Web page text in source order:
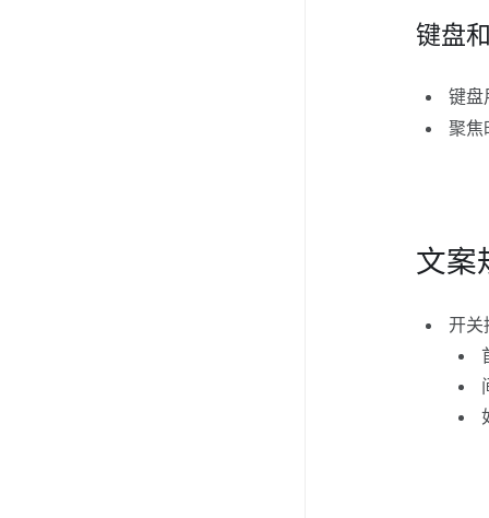
键盘
键
聚
文案
开关